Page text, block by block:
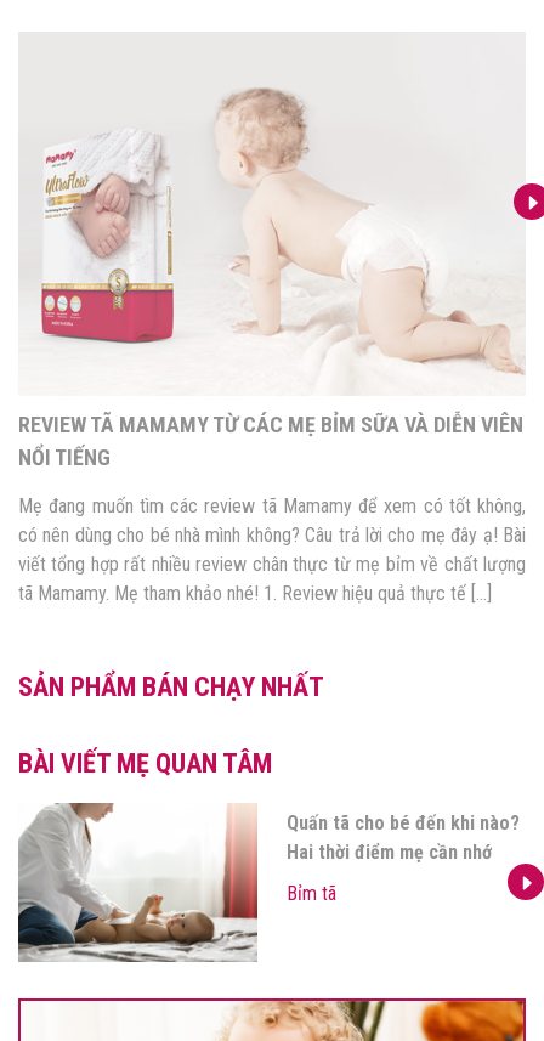
REVIEW TÃ MAMAMY TỪ CÁC MẸ BỈM SỮA VÀ DIỄN VIÊN
NỔI TIẾNG
Mẹ đang muốn tìm các review tã Mamamy để xem có tốt không,
có nên dùng cho bé nhà mình không? Câu trả lời cho mẹ đây ạ! Bài
viết tổng hợp rất nhiều review chân thực từ mẹ bỉm về chất lượng
tã Mamamy. Mẹ tham khảo nhé! 1. Review hiệu quả thực tế […]
SẢN PHẨM BÁN CHẠY NHẤT
BÀI VIẾT MẸ QUAN TÂM
Quấn tã cho bé đến khi nào?
Hai thời điểm mẹ cần nhớ
Bỉm tã